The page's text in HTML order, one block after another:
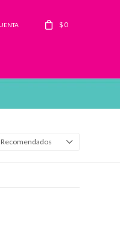
$ 0
Recomendados